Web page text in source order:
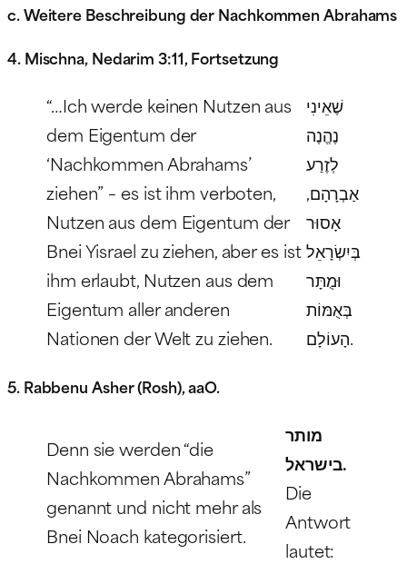
c. Weitere Beschreibung der Nachkommen Abrahams
4. Mischna, Nedarim 3:11, Fortsetzung
“…Ich werde keinen Nutzen aus
dem Eigentum der
‘Nachkommen Abrahams’
ziehen” – es ist ihm verboten,
Nutzen aus dem Eigentum der
Bnei Yisrael zu ziehen, aber es ist
ihm erlaubt, Nutzen aus dem
Eigentum aller anderen
Nationen der Welt zu ziehen.
שֶׁאֵינִי
נֶהֱנֶה
לְזֶרַע
אַבְרָהָם,
אָסוּר
בְּיִשְׂרָאֵל
וּמֻתָּר
בְּאֻמּוֹת
הָעוֹלָם.
5. Rabbenu Asher (Rosh), aaO.
Denn sie werden “die
Nachkommen Abrahams”
genannt und nicht mehr als
Bnei Noach kategorisiert.
מותר
בישראל.
Die
Antwort
lautet: